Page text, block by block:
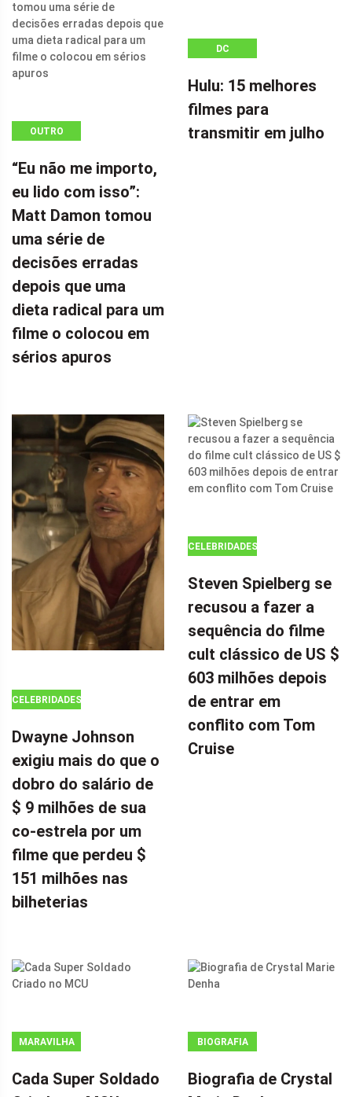
OUTRO
“Eu não me importo,
eu lido com isso”:
Matt Damon tomou
uma série de
decisões erradas
depois que uma
dieta radical para um
filme o colocou em
sérios apuros
DC
Hulu: 15 melhores
filmes para
transmitir em julho
CELEBRIDADES
Dwayne Johnson
exigiu mais do que o
dobro do salário de
$ 9 milhões de sua
co-estrela por um
filme que perdeu $
151 milhões nas
bilheterias
CELEBRIDADES
Steven Spielberg se
recusou a fazer a
sequência do filme
cult clássico de US $
603 milhões depois
de entrar em
conflito com Tom
Cruise
MARAVILHA
Cada Super Soldado
BIOGRAFIA
Biografia de Crystal